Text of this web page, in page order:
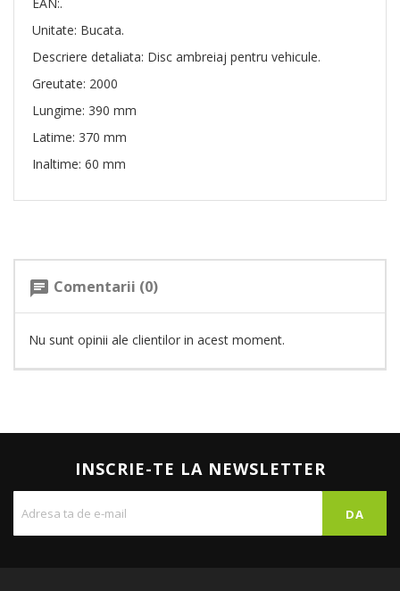
Unitate: Bucata.
Descriere detaliata: Disc ambreiaj pentru vehicule.
Greutate: 2000
Lungime: 390 mm
Latime: 370 mm
Inaltime: 60 mm
chat Comentarii (0)
Nu sunt opinii ale clientilor in acest moment.
INSCRIE-TE LA NEWSLETTER